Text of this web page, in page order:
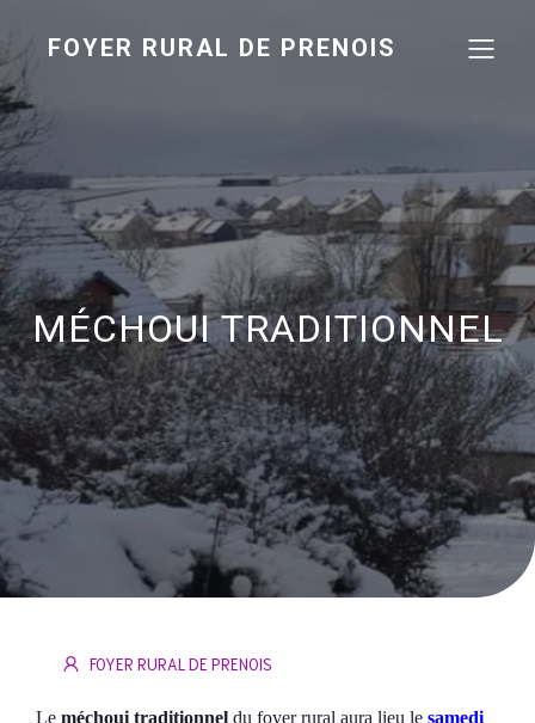
FOYER RURAL DE PRENOIS
MÉCHOUI TRADITIONNEL
FOYER RURAL DE PRENOIS
Le méchoui traditionnel du foyer rural aura lieu le samedi